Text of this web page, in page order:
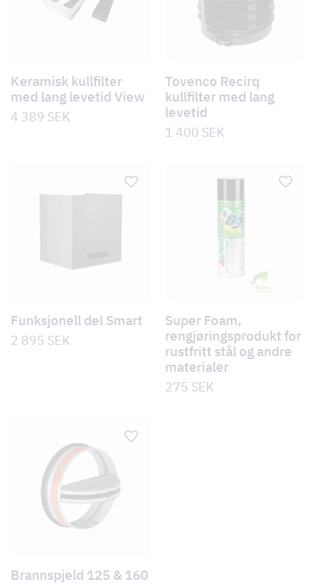
Keramisk kullfilter
med lang levetid View
4 389 SEK
Tovenco Recirq
kullfilter med lang
levetid
1 400 SEK
Funksjonell del Smart
2 895 SEK
Super Foam,
rengjøringsprodukt for
rustfritt stål og andre
materialer
275 SEK
Brannspjeld 125 & 160